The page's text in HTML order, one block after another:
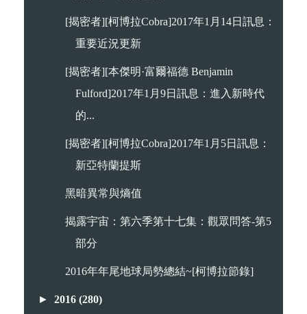
[揭密者][柯博拉Cobra]2017年1月14日訊息：
重要近況更新
[揭密者][本傑明·富爾福德 Benjamin
Fulford]2017年1月9日訊息：進入新時代
的...
[揭密者][柯博拉Cobra]2017年1月5日訊息：
新亞特蘭提斯
黑暗異常與熵值
揭露宇宙：第六季第十七集：觀眾問答-第5
部分
2016年年尾地球局勢總結~[柯博拉節錄]
► 2016 (280)